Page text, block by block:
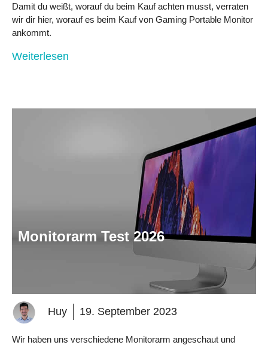
Damit du weißt, worauf du beim Kauf achten musst, verraten
wir dir hier, worauf es beim Kauf von Gaming Portable Monitor
ankommt.
Weiterlesen
Monitorarm Test 2026
Huy 19. September 2023
Wir haben uns verschiedene Monitorarm angeschaut und